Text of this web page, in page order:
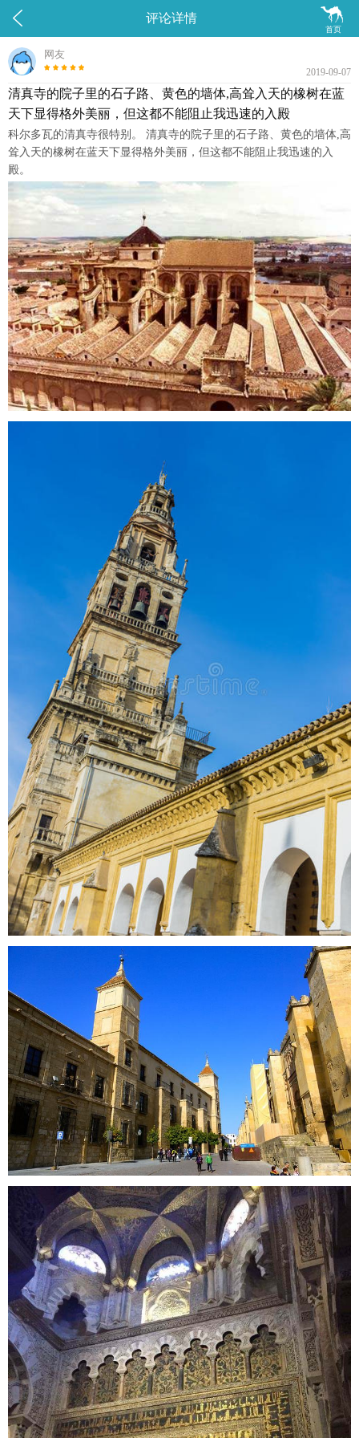
 
首页
评论详情
网友
2019-09-07
清真寺的院子里的石子路、黄色的墙体,高耸入天的橡树在蓝
天下显得格外美丽，但这都不能阻止我迅速的入殿
科尔多瓦的清真寺很特别。 清真寺的院子里的石子路、黄色的墙体,高
耸入天的橡树在蓝天下显得格外美丽，但这都不能阻止我迅速的入
殿。